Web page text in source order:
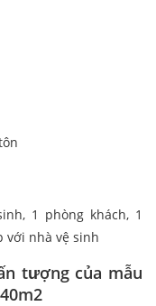
1 phòng khách, 1
với nhà vệ sinh
tượng của mẫu